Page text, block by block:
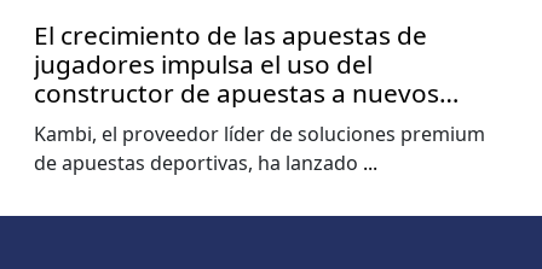
El crecimiento de las apuestas de
jugadores impulsa el uso del
constructor de apuestas a nuevos
niveles, muestra el informe de la Copa
del Mundo de Kambi
Kambi, el proveedor líder de soluciones premium
de apuestas deportivas, ha lanzado ...